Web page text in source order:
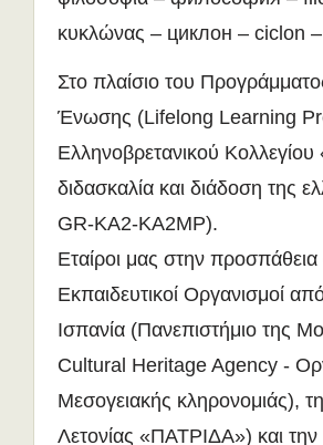
κυκλώνας – циклон – ciclon
Στο πλαίσιο του
Ένωσης (Lifelong Learning
Ελληνοβρετανικού Κολλεγίου
διδασκαλία και διάδοση της
GR-KA2-KA2MP).
Εταίροι μας στην προσπάθεια
Εκπαιδευτικοί Οργανισμοί
Ισπανία (Πανεπιστήμιο της
Cultural Heritage Agency -
Μεσογειακής κληρονομιάς),
Λετονίας «ΠΑΤΡΙΔΑ») και